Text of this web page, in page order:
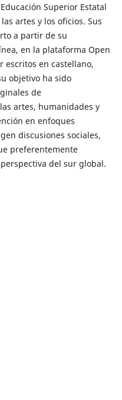
Superior Estatal
artes y los oficios. Sus
a partir de su
en la plataforma Open
escritos en castellano,
objetivo ha sido
de
artes, humanidades y
en enfoques
discusiones sociales,
preferentemente
del sur global.